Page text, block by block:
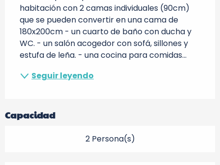
habitación con 2 camas individuales (90cm)
que se pueden convertir en una cama de
180x200cm - un cuarto de baño con ducha y
WC. - un salón acogedor con sofá, sillones y
estufa de leña. - una cocina para comidas...
Seguir leyendo
Capacidad
2 Persona(s)